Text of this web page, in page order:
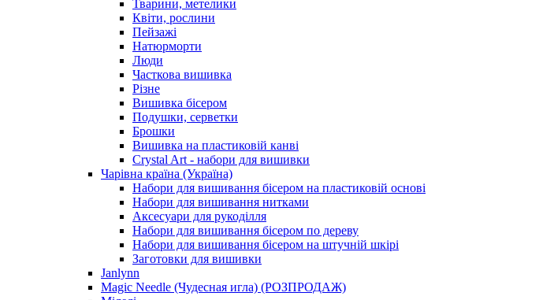
Тварини, метелики
Квіти, рослини
Пейзажі
Натюрморти
Люди
Часткова вишивка
Різне
Вишивка бісером
Подушки, серветки
Брошки
Вишивка на пластиковій канві
Crystal Art - набори для вишивки
Чарівна країна (Україна)
Набори для вишивання бісером на пластиковій основі
Набори для вишивання нитками
Аксесуари для рукоділля
Набори для вишивання бісером по дереву
Набори для вишивання бісером на штучній шкірі
Заготовки для вишивки
Janlynn
Magic Needle (Чудесная игла) (РОЗПРОДАЖ)